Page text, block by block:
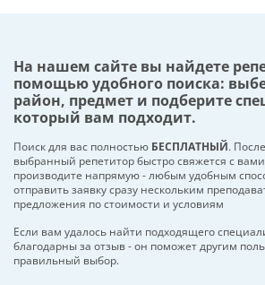
На нашем сайте вы найдете
помощью удобного поиска:
район, предмет и подберите
который вам подходит.
Поиск для вас полностью БЕСПЛАТНЫЙ.
выбранный репетитор быстро свяжется с
производите напрямую - любым удобным
отправить заявку сразу нескольким
предложения по стоимости и условиям
Если вам удалось найти подходящего
благодарны за отзыв - он поможет другим
правильный выбор.